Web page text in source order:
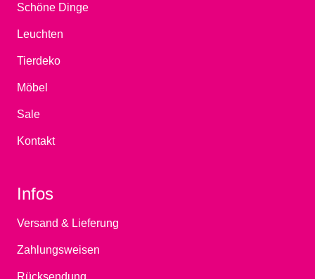
Schöne Dinge
Leuchten
Tierdeko
Möbel
Sale
Kontakt
Infos
Versand & Lieferung
Zahlungsweisen
Rücksendung